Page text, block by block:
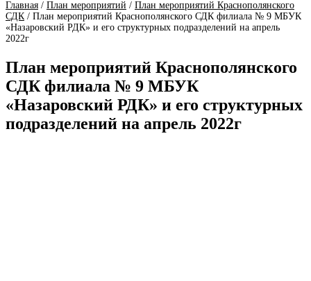
Главная / План мероприятий / План мероприятий Краснополянского
СДК / План мероприятий Краснополянского СДК филиала № 9 МБУК
«Назаровский РДК» и его структурных подразделений на апрель
2022г
План мероприятий Краснополянского
СДК филиала № 9 МБУК
«Назаровский РДК» и его структурных
подразделений на апрель 2022г